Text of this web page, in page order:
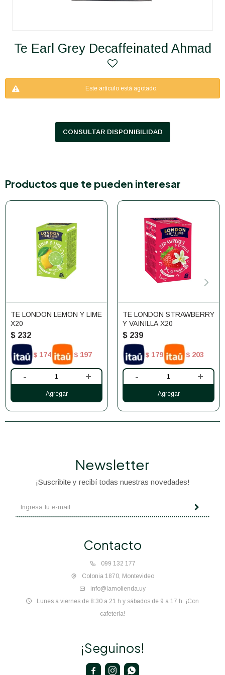
Te Earl Grey Decaffeinated Ahmad
Este artículo está agotado.
CONSULTAR DISPONIBILIDAD
Productos que te pueden interesar
TE LONDON LEMON Y LIME
X20
$ 232
$ 174 $ 197
- +
TE LONDON STRAWBERRY
Y VAINILLA X20
$ 239
$ 179 $ 203
- +
Contacto
099 132 177
Colonia 1870, Montevideo
info@lamolienda.uy
Lunes a viernes de 8:30 a 21 h y sábados de 9 a 17 h. ¡Con
cafetería!
Newsletter
¡Suscribite y recibí todas nuestras novedades!
¡Seguinos!
  